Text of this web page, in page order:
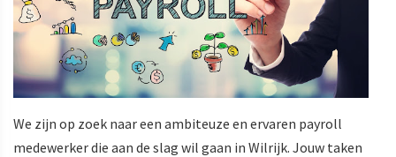
We zijn op zoek naar een ambiteuze en ervaren payroll
medewerker die aan de slag wil gaan in Wilrijk. Jouw taken